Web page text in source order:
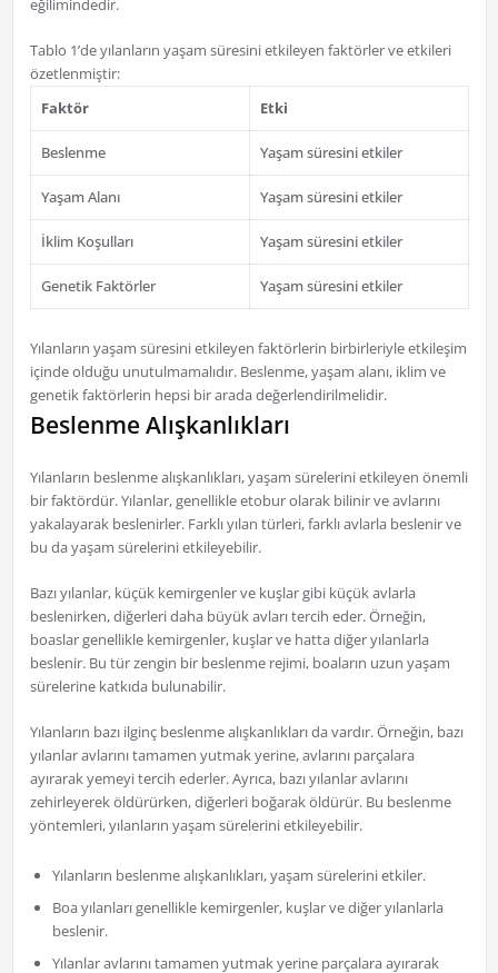
eğilimindedir.
Tablo 1’de yılanların yaşam süresini etkileyen faktörler ve etkileri
özetlenmiştir:
Faktör
Etki
Beslenme Yaşam süresini etkiler
Yaşam Alanı Yaşam süresini etkiler
İklim Koşulları Yaşam süresini etkiler
Genetik Faktörler Yaşam süresini etkiler
Yılanların yaşam süresini etkileyen faktörlerin birbirleriyle etkileşim
içinde olduğu unutulmamalıdır. Beslenme, yaşam alanı, iklim ve
genetik faktörlerin hepsi bir arada değerlendirilmelidir.
Beslenme Alışkanlıkları
Yılanların beslenme alışkanlıkları, yaşam sürelerini etkileyen önemli
bir faktördür. Yılanlar, genellikle etobur olarak bilinir ve avlarını
yakalayarak beslenirler. Farklı yılan türleri, farklı avlarla beslenir ve
bu da yaşam sürelerini etkileyebilir.
Bazı yılanlar, küçük kemirgenler ve kuşlar gibi küçük avlarla
beslenirken, diğerleri daha büyük avları tercih eder. Örneğin,
boaslar genellikle kemirgenler, kuşlar ve hatta diğer yılanlarla
beslenir. Bu tür zengin bir beslenme rejimi, boaların uzun yaşam
sürelerine katkıda bulunabilir.
Yılanların bazı ilginç beslenme alışkanlıkları da vardır. Örneğin, bazı
yılanlar avlarını tamamen yutmak yerine, avlarını parçalara
ayırarak yemeyi tercih ederler. Ayrıca, bazı yılanlar avlarını
zehirleyerek öldürürken, diğerleri boğarak öldürür. Bu beslenme
yöntemleri, yılanların yaşam sürelerini etkileyebilir.
Yılanların beslenme alışkanlıkları, yaşam sürelerini etkiler.
Boa yılanları genellikle kemirgenler, kuşlar ve diğer yılanlarla
beslenir.
Yılanlar avlarını tamamen yutmak yerine parçalara ayırarak